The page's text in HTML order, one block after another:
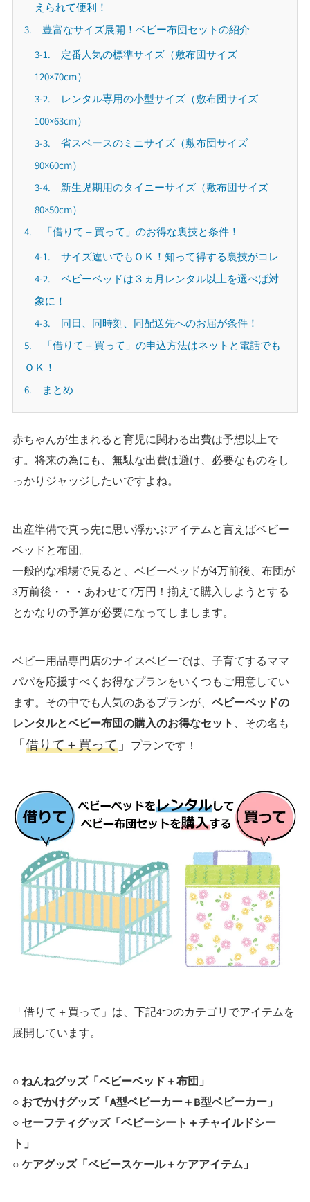
えられて便利！
3. 豊富なサイズ展開！ベビー布団セットの紹介
3-1. 定番人気の標準サイズ（敷布団サイズ
120×70cm）
3-2. レンタル専用の小型サイズ（敷布団サイズ
100×63cm）
3-3. 省スペースのミニサイズ（敷布団サイズ
90×60cm）
3-4. 新生児期用のタイニーサイズ（敷布団サイズ
80×50cm）
4. 「借りて＋買って」のお得な裏技と条件！
4-1. サイズ違いでもＯＫ！知って得する裏技がコレ
4-2. ベビーベッドは３ヵ月レンタル以上を選べば対
象に！
4-3. 同日、同時刻、同配送先へのお届が条件！
5. 「借りて＋買って」の申込方法はネットと電話でも
ＯＫ！
6. まとめ
赤ちゃんが生まれると育児に関わる出費は予想以上で
す。将来の為にも、無駄な出費は避け、必要なものをし
っかりジャッジしたいですよね。
出産準備で真っ先に思い浮かぶアイテムと言えばベビー
ベッドと布団。
一般的な相場で見ると、ベビーベッドが4万前後、布団が
3万前後・・・あわせて7万円！揃えて購入しようとする
とかなりの予算が必要になってしまします。
ベビー用品専門店のナイスベビーでは、子育てするママ
パパを応援すべくお得なプランをいくつもご用意してい
ます。その中でも人気のあるプランが、 ベビーベッドの
レンタルとベビー布団の購入のお得なセット 、その名も
「借りて＋買って」 プランです！
「借りて＋買って」は、下記4つのカテゴリでアイテムを
展開しています。
○ ねんねグッズ「ベビーベッド＋布団」
○ おでかけグッズ「A型ベビーカー＋B型ベビーカー」
○ セーフティグッズ「ベビーシート＋チャイルドシー
ト」
○ ケアグッズ「ベビースケール＋ケアアイテム」